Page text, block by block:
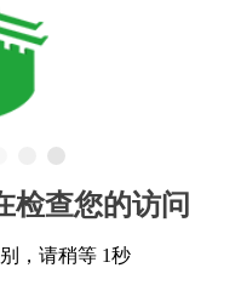
检查您的访问
，请稍等 1秒